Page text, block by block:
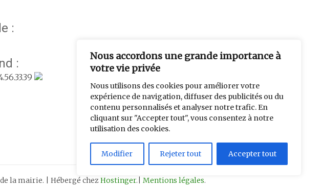
Nous accordons une grande importance à
votre vie privée
Nous utilisons des cookies pour améliorer votre
expérience de navigation, diffuser des publicités ou du
contenu personnalisés et analyser notre trafic. En
cliquant sur "Accepter tout", vous consentez à notre
utilisation des cookies.
Modifier Rejeter tout Accepter tout
:
:
la mairie. | Hébergé chez Hostinger.| Mentions légales.